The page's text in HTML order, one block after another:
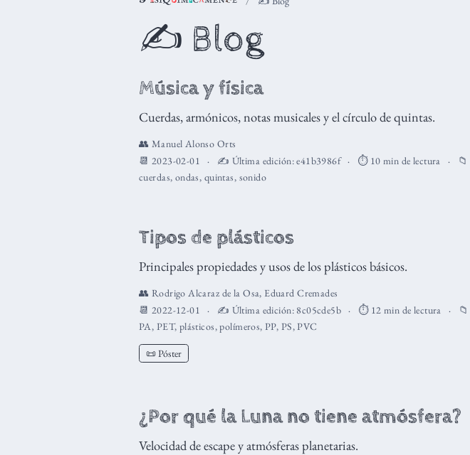
✍️ Blog
Música y física
Cuerdas, armónicos, notas musicales y el círculo de quintas.
👥 Manuel Alonso Orts
📆 2023-02-01
✍️ Última edición:e41b3986f ⏱️ 10 min de lectura 📁
cuerdas, ondas, quintas, sonido
Tipos de plásticos
Principales propiedades y usos de los plásticos básicos.
👥 Rodrigo Alcaraz de la Osa, Eduard Cremades
📆 2022-12-01
✍️ Última edición: 8c05cde5b ⏱️ 12 min de lectura 📁
PA, PET, plásticos,polímeros,PP, PS,PVC
📜 Póster
¿Por qué la Luna no tiene atmósfera?
Velocidad de escape y atmósferas planetarias.